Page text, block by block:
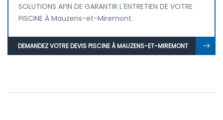
SOLUTIONS AFIN DE GARANTIR L'ENTRETIEN DE VOTRE
PISCINE À Mauzens-et-Miremont.
DEMANDEZ VOTRE DEVIS PISCINE À MAUZENS-ET-MIREMONT